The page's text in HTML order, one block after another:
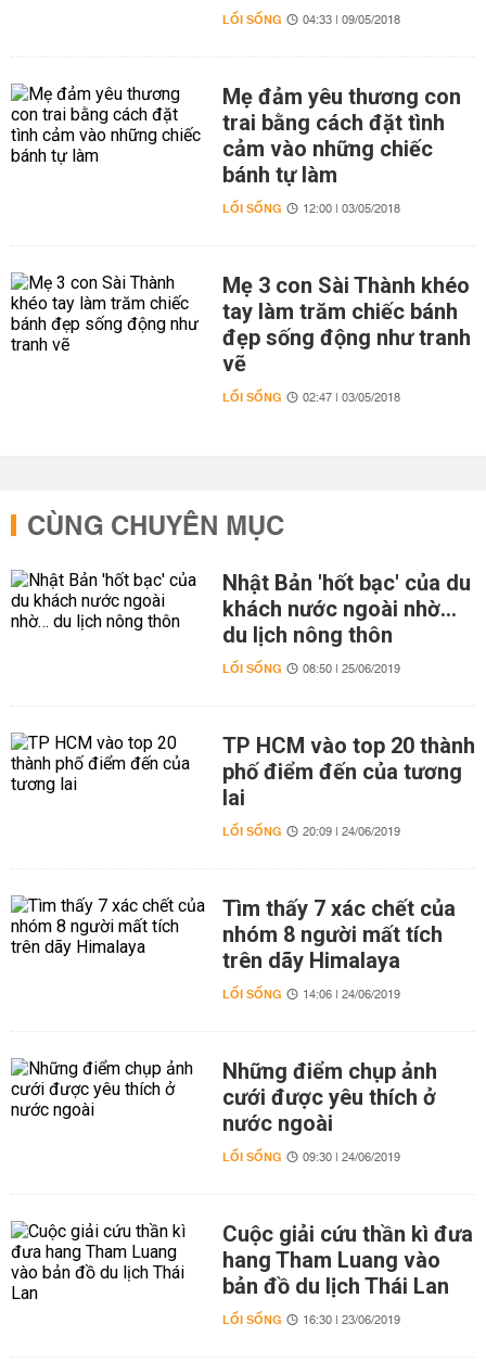
LỐI SỐNG 04:33 | 09/05/2018
Mẹ đảm yêu thương con
trai bằng cách đặt tình
cảm vào những chiếc
bánh tự làm
LỐI SỐNG 12:00 | 03/05/2018
Mẹ 3 con Sài Thành khéo
tay làm trăm chiếc bánh
đẹp sống động như tranh
vẽ
LỐI SỐNG 02:47 | 03/05/2018
CÙNG CHUYÊN MỤC
Nhật Bản 'hốt bạc' của du
khách nước ngoài nhờ…
du lịch nông thôn
LỐI SỐNG 08:50 | 25/06/2019
TP HCM vào top 20 thành
phố điểm đến của tương
lai
LỐI SỐNG 20:09 | 24/06/2019
Tìm thấy 7 xác chết của
nhóm 8 người mất tích
trên dãy Himalaya
LỐI SỐNG 14:06 | 24/06/2019
Những điểm chụp ảnh
cưới được yêu thích ở
nước ngoài
LỐI SỐNG 09:30 | 24/06/2019
Cuộc giải cứu thần kì đưa
hang Tham Luang vào
bản đồ du lịch Thái Lan
LỐI SỐNG 16:30 | 23/06/2019